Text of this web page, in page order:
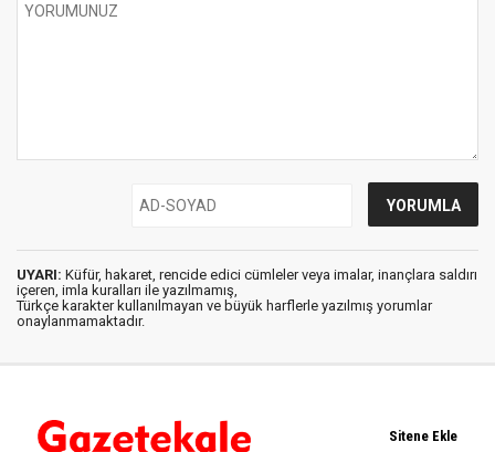
UYARI: Küfür, hakaret, rencide edici cümleler veya imalar, inançlara saldırı
içeren, imla kuralları ile yazılmamış,
Türkçe karakter kullanılmayan ve büyük harflerle yazılmış yorumlar
onaylanmamaktadır.